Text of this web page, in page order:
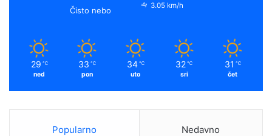
Čisto nebo
3.05 km/h
29 ℃
ned
33 ℃
pon
34 ℃
uto
32 ℃
sri
31 ℃
čet
Popularno Nedavno